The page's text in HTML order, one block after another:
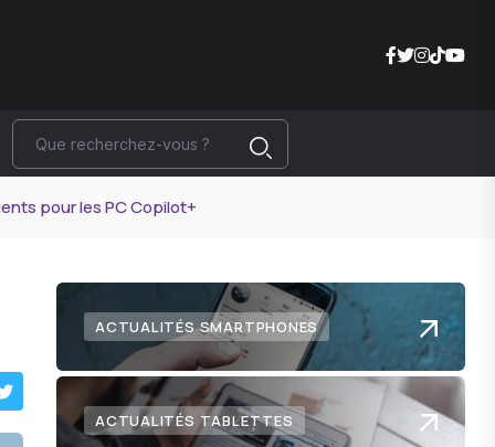
pour les PC Copilot+
ACTUALITÉS SMARTPHONES
ACTUALITÉS TABLETTES